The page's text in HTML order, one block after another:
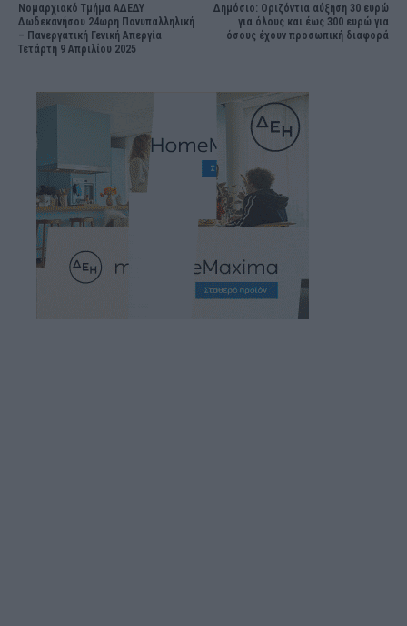
Νομαρχιακό Τμήμα ΑΔΕΔΥ
Δωδεκανήσου 24ωρη Πανυπαλληλική
– Πανεργατική Γενική Απεργία
Τετάρτη 9 Απριλίου 2025
Δημόσιο: Οριζόντια αύξηση 30 ευρώ
για όλους και έως 300 ευρώ για
όσους έχουν προσωπική διαφορά